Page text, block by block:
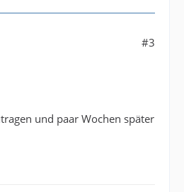
#3
und paar Wochen später